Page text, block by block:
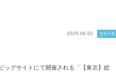
2025.06.02 リリース
グサイトにて開催される「【東京】総